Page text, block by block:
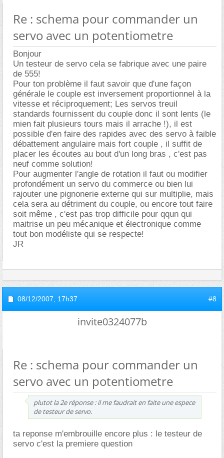
Re : schema pour commander un
servo avec un potentiometre
Bonjour
Un testeur de servo cela se fabrique avec une paire
de 555!
Pour ton problème il faut savoir que d'une façon
générale le couple est inversement proportionnel à la
vitesse et réciproquement; Les servos treuil
standards fournissent du couple donc il sont lents (le
mien fait plusieurs tours mais il arrache !), il est
possible d'en faire des rapides avec des servo à faible
débattement angulaire mais fort couple , il suffit de
placer les écoutes au bout d'un long bras , c'est pas
neuf comme solution!
Pour augmenter l'angle de rotation il faut ou modifier
profondément un servo du commerce ou bien lui
rajouter une pignonerie externe qui sur multiplie, mais
cela sera au détriment du couple, ou encore tout faire
soit même , c'est pas trop difficile pour qqun qui
maitrise un peu mécanique et électronique comme
tout bon modéliste qui se respecte!
JR
08/12/2007, 17h37 #8
invite0324077b
Re : schema pour commander un
servo avec un potentiometre
plutot la 2e réponse : il me faudrait en faite une espece
de testeur de servo.
ta reponse m'embrouille encore plus : le testeur de
servo c'est la premiere question